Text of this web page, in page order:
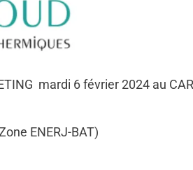
mardi 6 février 2024 au
ENERJ-BAT)